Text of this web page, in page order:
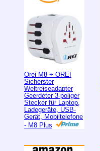
Orei M8 + OREI
Sicherster
Weltreiseadapter
Geerdeter 3-poliger
Stecker für Laptop,
Ladegeräte, USB-
Gerät, Mobiltelefone
- M8 Plus